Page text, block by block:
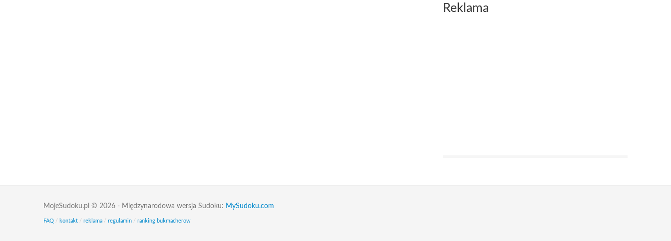
Reklama
MojeSudoku.pl © 2026 - Międzynarodowa wersja Sudoku: MySudoku.com
FAQ / kontakt / reklama / regulamin / ranking bukmacherow